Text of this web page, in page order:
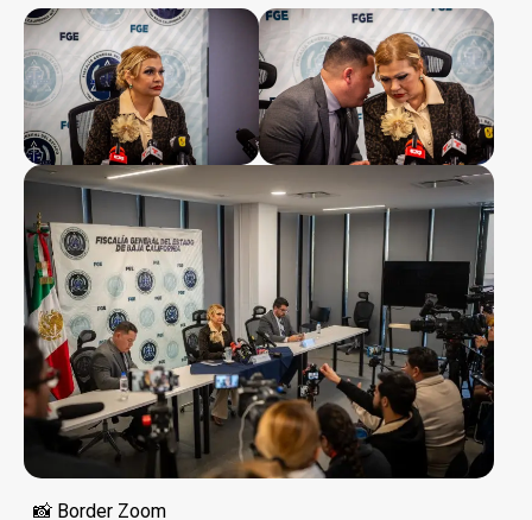
📸 Border Zoom